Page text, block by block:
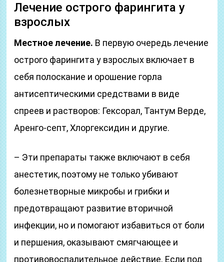
Лечение острого фарингита у
взрослых
Местное лечение. В первую очередь лечение
острого фарингита у взрослых включает в
себя полоскание и орошение горла
антисептическими средствами в виде
спреев и растворов: Гексорал, Тантум Верде,
Аренго-септ, Хлоргексидин и другие.
– Эти препараты также включают в себя
анестетик, поэтому не только убивают
болезнетворные микробы и грибки и
предотвращают развитие вторичной
инфекции, но и помогают избавиться от боли
и першения, оказывают смягчающее и
противовоспалительное действие. Если под